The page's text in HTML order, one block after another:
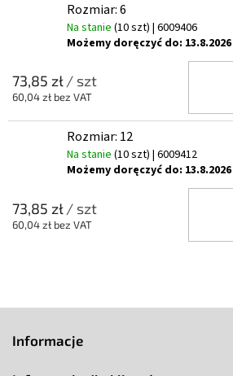
Rozmiar: 6
Na stanie (10 szt) | 6009406
Możemy doręczyć do: 13.8.2026
73,85 zł/ szt
60,04 zł bez VAT
Rozmiar: 12
Na stanie (10 szt) | 6009412
Możemy doręczyć do: 13.8.2026
73,85 zł/ szt
60,04 zł bez VAT
Informacje